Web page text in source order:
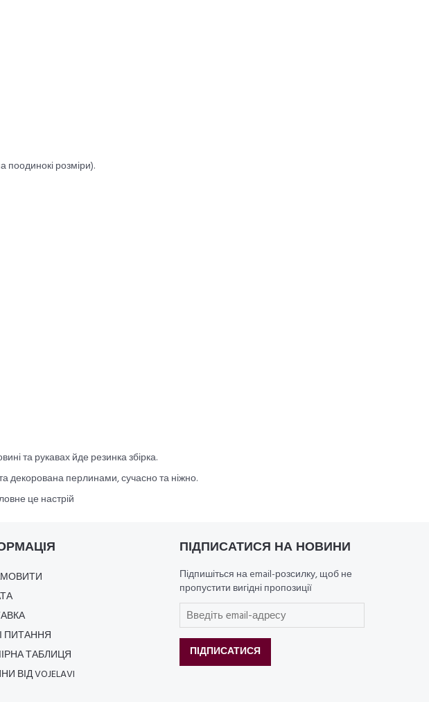
поодинокі розміри).
та рукавах йде резинка збірка.
декорована перлинами, сучасно та ніжно.
це настрій
ПИТАННЯ
ТАБЛИЦЯ
ВІД VOJELAVI
ПІДПИСАТИСЯ НА НОВИНИ
Підпишіться на email-розсилку, щоб не
пропустити вигідні пропозиції
ПІДПИСАТИСЯ